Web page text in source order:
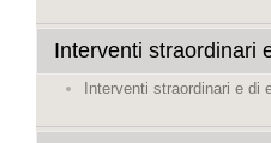
Interventi straordinari
Interventi straordinari e di